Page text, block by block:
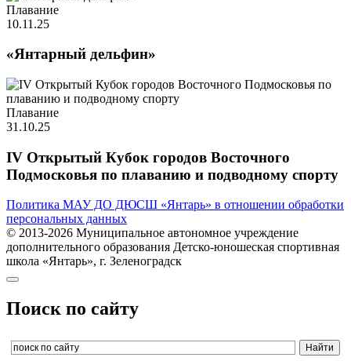
Плавание
10.11.25
«Янтарный дельфин»
Плавание
31.10.25
IV Открытый Кубок городов Восточного
Подмосковья по плаванию и подводному спорту
Политика МАУ ДО ДЮСШ «Янтарь» в отношении обработки
персональных данных
© 2013-2026 Муниципальное автономное учреждение
дополнительного образования Детско-юношеская спортивная
школа «Янтарь», г. Зеленоградск
Поиск по сайту